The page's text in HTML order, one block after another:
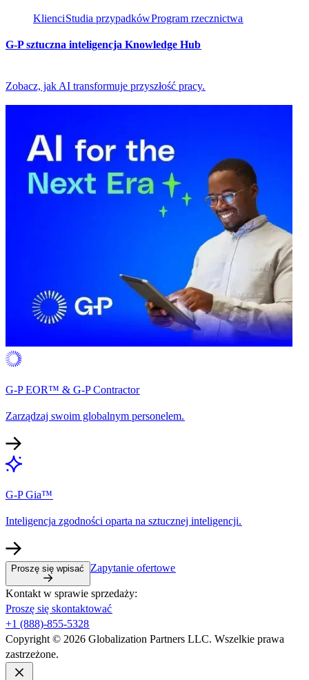
Klienci​​Studia przypadków​​Program rzecznictwa​​
G-P sztuczna inteligencja Knowledge Hub​​
Zobacz, jak AI transformuje przyszłość pracy.​​
G-P EOR™ & G-P Contractor​​
Zarządzaj swoim globalnym personelem.​​
G-P Gia™​​
Inteligencja zgodności oparta na sztucznej inteligencji.​​
Proszę się wpisać​​ Zapytanie ofertowe​​
Kontakt w sprawie sprzedaży:​​
Proszę się skontaktować​​
+1 (888)-855-5328​​
Copyright © 2026 Globalization Partners LLC. Wszelkie prawa
zastrzeżone.​​